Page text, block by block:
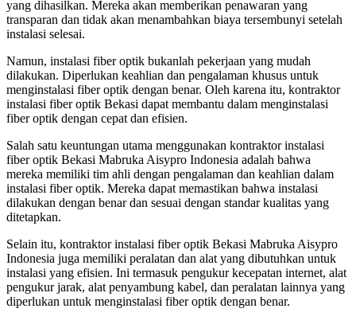
yang dihasilkan. Mereka akan memberikan penawaran yang
transparan dan tidak akan menambahkan biaya tersembunyi setelah
instalasi selesai.
Namun, instalasi fiber optik bukanlah pekerjaan yang mudah
dilakukan. Diperlukan keahlian dan pengalaman khusus untuk
menginstalasi fiber optik dengan benar. Oleh karena itu, kontraktor
instalasi fiber optik Bekasi dapat membantu dalam menginstalasi
fiber optik dengan cepat dan efisien.
Salah satu keuntungan utama menggunakan kontraktor instalasi
fiber optik Bekasi Mabruka Aisypro Indonesia adalah bahwa
mereka memiliki tim ahli dengan pengalaman dan keahlian dalam
instalasi fiber optik. Mereka dapat memastikan bahwa instalasi
dilakukan dengan benar dan sesuai dengan standar kualitas yang
ditetapkan.
Selain itu, kontraktor instalasi fiber optik Bekasi Mabruka Aisypro
Indonesia juga memiliki peralatan dan alat yang dibutuhkan untuk
instalasi yang efisien. Ini termasuk pengukur kecepatan internet, alat
pengukur jarak, alat penyambung kabel, dan peralatan lainnya yang
diperlukan untuk menginstalasi fiber optik dengan benar.